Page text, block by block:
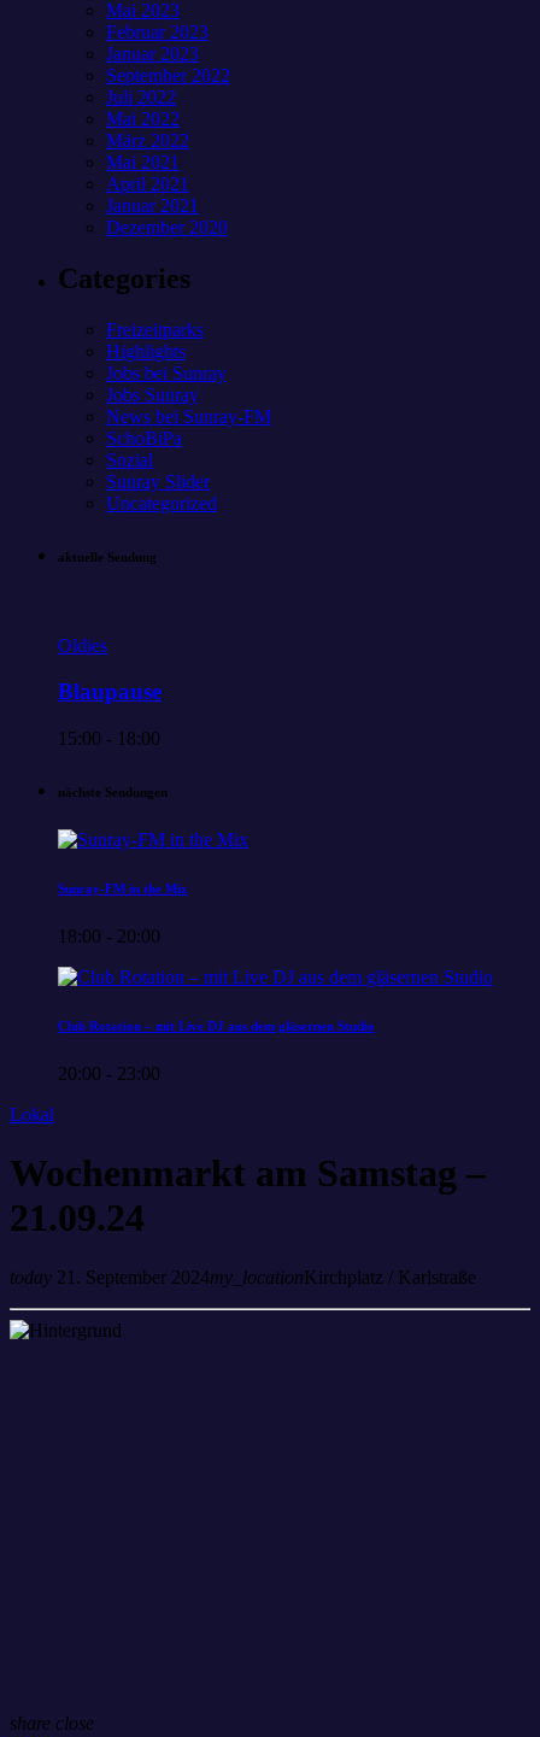
Mai 2023
Februar 2023
Januar 2023
September 2022
Juli 2022
Mai 2022
März 2022
Mai 2021
April 2021
Januar 2021
Dezember 2020
Categories
Freizeitparks
Highlights
Jobs bei Sunray
Jobs Sunray
News bei Sunray-FM
SchoBiPa
Sozial
Sunray Slider
Uncategorized
aktuelle Sendung
Oldies
Blaupause
15:00 - 18:00
nächste Sendungen
Sunray-FM in the Mix
18:00 - 20:00
Club Rotation – mit Live DJ aus dem gläsernen Studio
20:00 - 23:00
Lokal
Wochenmarkt am Samstag –
21.09.24
today 21. September 2024my_locationKirchplatz / Karlstraße
share close